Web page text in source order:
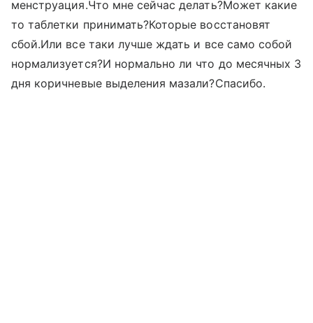
менструация.Что мне сейчас делать?Может какие
то таблетки принимать?Которые восстановят
сбой.Или все таки лучше ждать и все само собой
нормализуется?И нормально ли что до месячных 3
дня коричневые выделения мазали?Спасибо.